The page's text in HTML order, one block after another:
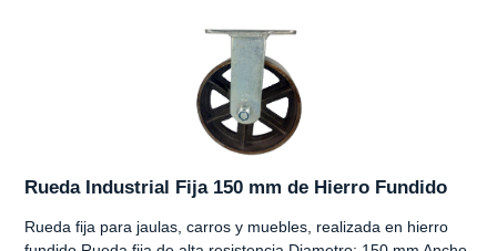
Rueda Industrial Fija 150 mm de Hierro Fundido
Rueda fija para jaulas, carros y muebles, realizada en hierro